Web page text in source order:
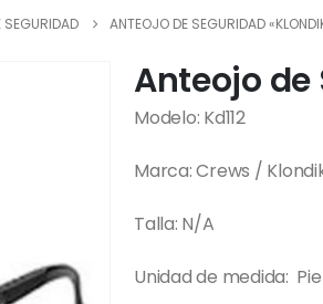
SEGURIDAD ANTEOJO DE SEGURIDAD
Anteojo de
Modelo: Kd112
Marca: Crews /
Talla: N/A
Unidad de medida: